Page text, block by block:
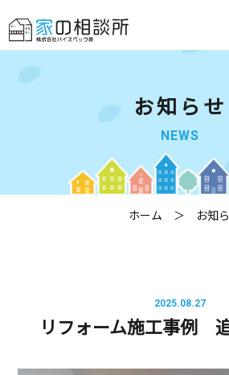
お知らせ
NEWS
ホーム ＞ お知
2025.08.27
リフォーム施工事例